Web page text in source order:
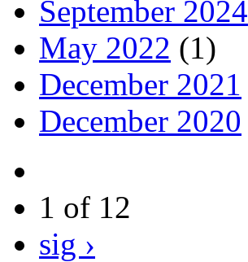
September 2024
May 2022 (1)
December 2021
December 2020
1 of 12
sig ›